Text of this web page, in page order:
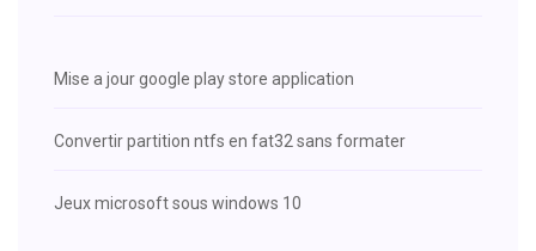
Mise a jour google play store application
Convertir partition ntfs en fat32 sans formater
Jeux microsoft sous windows 10